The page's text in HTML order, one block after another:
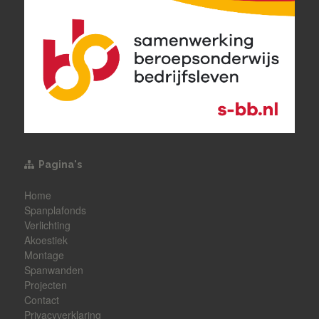
Pagina's
Home
Spanplafonds
Verlichting
Akoestiek
Montage
Spanwanden
Projecten
Contact
Privacyverklaring